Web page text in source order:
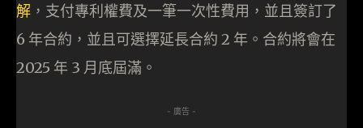
解 ，支付專利權費及一筆一次性費用，並且簽訂了
6 年合約，並且可選擇延長合約 2 年。合約將會在
2025 年 3 月底屆滿。
- 廣告 -